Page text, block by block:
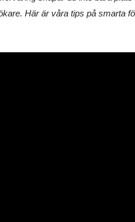
Här är våra tips på smarta